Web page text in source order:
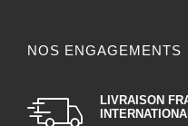
NOS ENGAGEMENTS
LIVRAISON